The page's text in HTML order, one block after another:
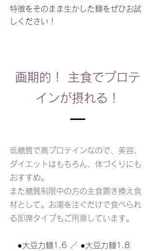
特徴をそのまま生かした麺をぜひお試
しください！
画期的！ 主食でプロテ
インが摂れる！
低糖質で高プロテインなので、美容、
ダイエットはもちろん、体づくりにも
おすすめ。
また糖質制限中の方の主食置き換え食
材として。お湯を注ぐだけで食べられ
る即席タイプもご用意しています。
●大豆力麺1.6 ／ ●大豆力麺1.8